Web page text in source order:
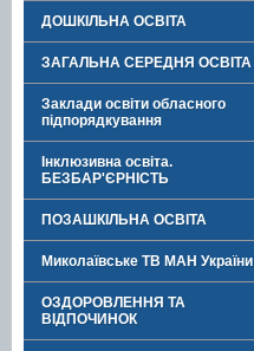
ДОШКІЛЬНА ОСВІТА
ЗАГАЛЬНА СЕРЕДНЯ ОСВІТА
Заклади освіти обласного
підпорядкування
Інклюзивна освіта.
БЕЗБАР'ЄРНІСТЬ
ПОЗАШКІЛЬНА ОСВІТА
Миколаївське ТВ МАН України
ОЗДОРОВЛЕННЯ ТА
ВІДПОЧИНОК